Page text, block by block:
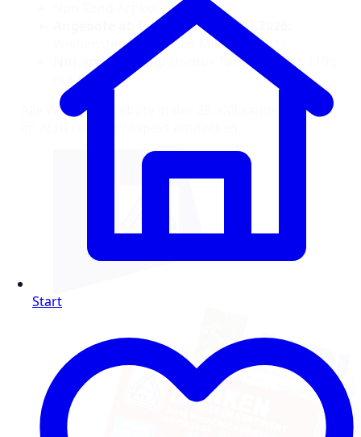
Angebote ab Donnerstag, 02.07.2026:
Weihenstephan Frische Milch je 1l 1,11
Nur am Samstag:
Doritos Tortillas Chips 110g
nur 0,88
Alle Wochenangebote in der 28. KW kannst du hier
Start